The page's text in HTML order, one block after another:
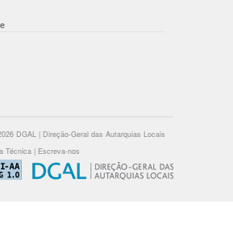
DGAL | Direção-Geral das Autarquias Locais
Técnica | Escreva-nos